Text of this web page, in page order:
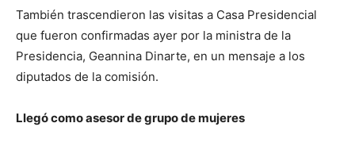
También trascendieron las visitas a Casa Presidencial
que fueron confirmadas ayer por la ministra de la
Presidencia, Geannina Dinarte, en un mensaje a los
diputados de la comisión.
Llegó como asesor de grupo de mujeres